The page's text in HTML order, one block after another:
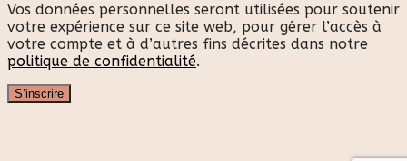
Vos données personnelles seront utilisées pour soutenir
votre expérience sur ce site web, pour gérer l’accès à
votre compte et à d’autres fins décrites dans notre
politique de confidentialité.
S’inscrire